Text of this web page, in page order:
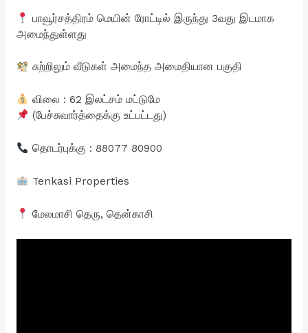
பாவூர்சத்திரம் மெயின் ரோட்டில் இருந்து 3வது இடமாக
அமைந்துள்ளது
சுற்றிலும் வீடுகள் அமைந்த அமைதியான பகுதி
விலை : 62 இலட்சம் மட்டுமே
(பேச்சுவார்த்தைக்கு உட்பட்டது)
தொடர்புக்கு : 88077 80900
Tenkasi Properties
மேலமாசி தெரு, தென்காசி